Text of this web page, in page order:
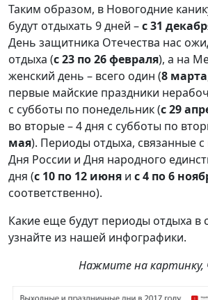
Таким образом, в Новогодние
будут отдыхать 9 дней –с 31
День защитника Отечества нас
отдыха (с 23 по 26 февраля), а на
женский день – всего один (8 марта
первые майские праздники
с субботы по понедельник (с 29
во вторые – 4 дня с субботы по
мая). Периоды отдыха, связанные
Дня России и Дня народного
дня (с 10 по 12 июня и с 4 по 6
соответственно).
Какие еще будут периоды отдыха в
узнайте из нашей инфографики.
Нажмите на картинку,